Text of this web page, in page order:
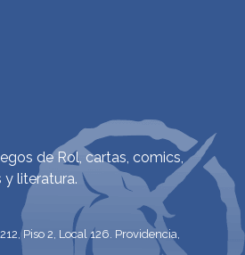
de Rol, cartas, comics,
y literatura.
Piso 2, Local 126. Providencia,